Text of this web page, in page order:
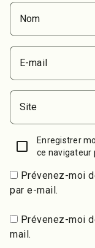
Nom
E-mail
Site
Enregistrer
ce navigateur
Prévenez-moi
par e-mail.
Prévenez-moi
mail.